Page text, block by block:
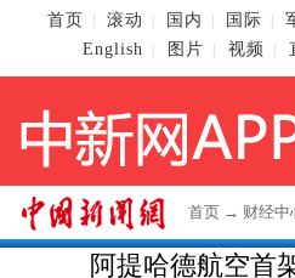
首页 滚动 国内 国际
English
图片 视频
首页 → 财经中
阿提哈德航空首